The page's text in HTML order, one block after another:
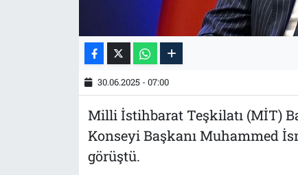
30.06.2025 - 07:00
Milli İstihbarat Teşkilatı (MİT)
Konseyi Başkanı Muhammed
görüştü.